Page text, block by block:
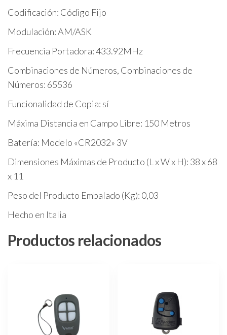
Codificación: Código Fijo
Modulación: AM/ASK
Frecuencia Portadora: 433.92MHz
Combinaciones de Números, Combinaciones de
Números: 65536
Funcionalidad de Copia: sí
Máxima Distancia en Campo Libre: 150 Metros
Batería: Modelo «CR2032» 3V
Dimensiones Máximas de Producto (L x W x H): 38 x 68
x 11
Peso del Producto Embalado (Kg): 0,03
Hecho en Italia
Productos relacionados